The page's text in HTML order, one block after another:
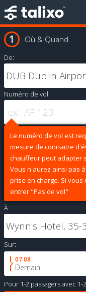
Où & Quand
De:
Numéro de vol:
Le numéro de vol est
mesure de connaitre
chauffeur peut adapter
Vous n'aurez ainsi pas
prise en charge. Si
entrer "Pas de vol"
À:
Sur:
07.08
Demain
Pour 1-2 passagersavec 1-